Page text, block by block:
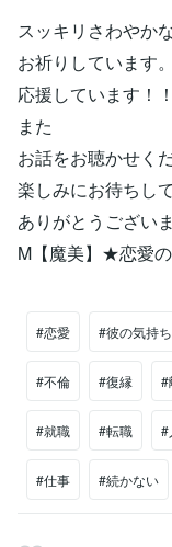
スッキリさわやか
お祈りしています。
応援しています！！
また
お話をお聴かせく
楽しみにお待ちし
ありがとうございま
M【魔美】★恋愛
#恋愛 #彼の気持ち
#不倫 #復縁 #
#就職 #転職 #
#仕事 #続かない